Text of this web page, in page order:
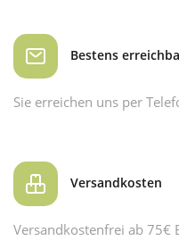
Bestens
Sie erreichen uns per
Versandkosten
Versandkostenfrei ab 75€